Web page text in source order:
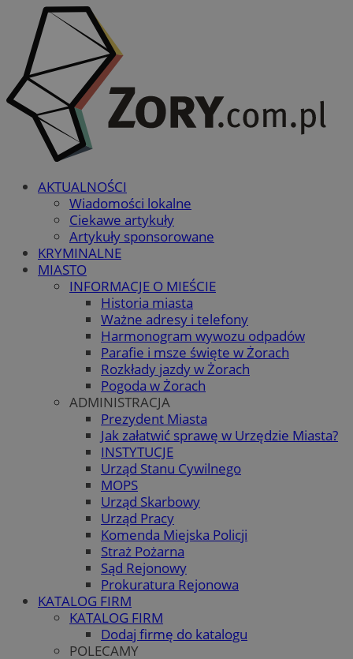
AKTUALNOŚCI
Wiadomości lokalne
Ciekawe artykuły
Artykuły sponsorowane
KRYMINALNE
MIASTO
INFORMACJE O MIEŚCIE
Historia miasta
Ważne adresy i telefony
Harmonogram wywozu odpadów
Parafie i msze święte w Żorach
Rozkłady jazdy w Żorach
Pogoda w Żorach
ADMINISTRACJA
Prezydent Miasta
Jak załatwić sprawę w Urzędzie Miasta?
INSTYTUCJE
Urząd Stanu Cywilnego
MOPS
Urząd Skarbowy
Urząd Pracy
Komenda Miejska Policji
Straż Pożarna
Sąd Rejonowy
Prokuratura Rejonowa
KATALOG FIRM
KATALOG FIRM
Dodaj firmę do katalogu
POLECAMY